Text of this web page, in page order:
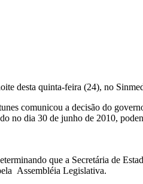
desta quinta-feira (24), no
comunicou a decisão do
no dia 30 de junho de 2010,
que a Secretária de
Assembléia Legislativa.